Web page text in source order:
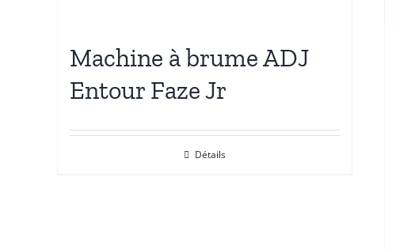
Machine à brume ADJ
Entour Faze Jr
Détails